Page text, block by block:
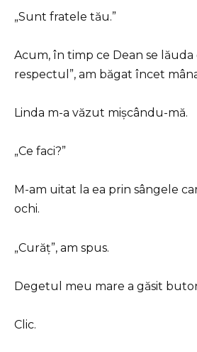
„Sunt fratele tău.”
Acum, în timp ce Dean se lăuda
respectul”, am băgat încet
Linda m-a văzut mișcându-mă.
„Ce faci?”
M-am uitat la ea prin sângele
ochi.
„Curăț”, am spus.
Degetul meu mare a găsit
Clic.